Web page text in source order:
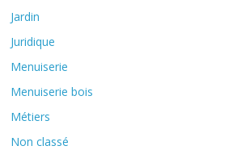
Jardin
Juridique
Menuiserie
Menuiserie bois
Métiers
Non classé